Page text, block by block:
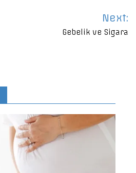
Next:
Gebelik ve Sigara